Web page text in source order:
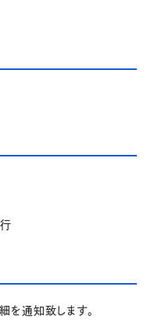
を通知致します。